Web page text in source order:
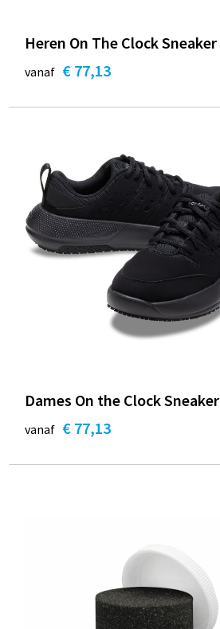
Heren On The Clock Sneaker
vanaf € 77,13
Dames On the Clock Sneaker
vanaf € 77,13